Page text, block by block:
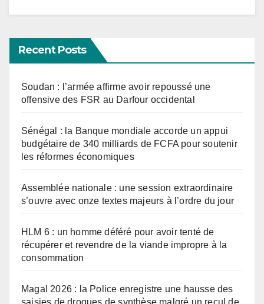
Recent Posts
Soudan : l’armée affirme avoir repoussé une
offensive des FSR au Darfour occidental
Sénégal : la Banque mondiale accorde un appui
budgétaire de 340 milliards de FCFA pour soutenir
les réformes économiques
Assemblée nationale : une session extraordinaire
s’ouvre avec onze textes majeurs à l’ordre du jour
HLM 6 : un homme déféré pour avoir tenté de
récupérer et revendre de la viande impropre à la
consommation
Magal 2026 : la Police enregistre une hausse des
saisies de drogues de synthèse malgré un recul de